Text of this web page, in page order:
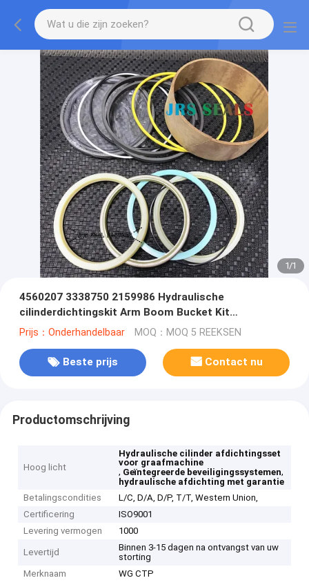
1/1
4560207 3338750 2159986 Hydraulische
cilinderdichtingskit Arm Boom Bucket Kit
Graafmachine
Prijs：Onderhandelbaar MOQ：MOQ 5 REEKSEN
Beste prijs Contact nu
Productomschrijving
Hoog licht
Hydraulische cilinder afdichtingsset
voor graafmachine
, Geïntegreerde beveiligingssystemen,
hydraulische afdichting met garantie
Betalingscondities
L/C, D/A, D/P, T/T, Western Union,
Certificering
ISO9001
Levering vermogen
1000
Levertijd
Binnen 3-15 dagen na ontvangst van uw
storting
Merknaam
WG CTP